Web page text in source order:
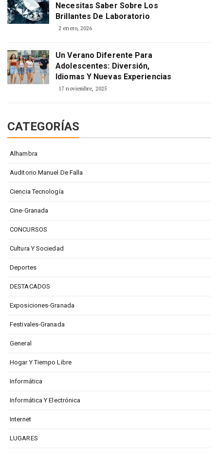
Necesitas Saber Sobre Los
Brillantes De Laboratorio
2 enero, 2026
Un Verano Diferente Para
Adolescentes: Diversión,
Idiomas Y Nuevas Experiencias
17 noviembre, 2025
CATEGORÍAS
Alhambra
Auditorio Manuel De Falla
Ciencia Tecnología
Cine-Granada
CONCURSOS
Cultura Y Sociedad
Deportes
DESTACADOS
Exposiciones-Granada
Festivales-Granada
General
Hogar Y Tiempo Libre
Informática
Informática Y Electrónica
Internet
LUGARES